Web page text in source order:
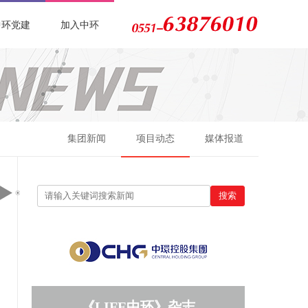
党建 加入中环
集团新闻 项目动态 媒体报道